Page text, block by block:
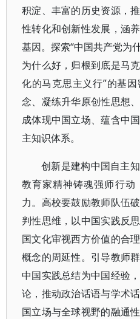
积淀、丰富的历史资源，
性转化和创新性发展，涵
基因。探索“中国共产党为
为什么好，归根到底是马
化的马克思主义行”的基
念、凝练升华原创性思想
成体现中国立场、蕴含中
主知识体系。
创新是建构中国自主
教育家精神铸魂强师行动
力。高校要鼓励教师队伍
判性思维，以中国实践反
国文化审视西方价值的合
概念的周延性。引导教师
中国实践总结为中国经验
论，推动政治话语与学术
国立场与全球视野的融通